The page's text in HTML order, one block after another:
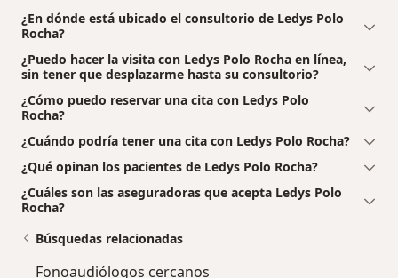
¿En dónde está ubicado el consultorio de Ledys Polo
Rocha?
¿Puedo hacer la visita con Ledys Polo Rocha en línea,
sin tener que desplazarme hasta su consultorio?
¿Cómo puedo reservar una cita con Ledys Polo
Rocha?
¿Cuándo podría tener una cita con Ledys Polo Rocha?
¿Qué opinan los pacientes de Ledys Polo Rocha?
¿Cuáles son las aseguradoras que acepta Ledys Polo
Rocha?
Búsquedas relacionadas
Fonoaudiólogos cercanos